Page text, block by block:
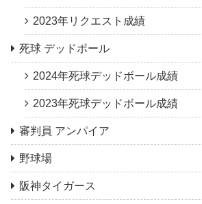
2023年リクエスト成績
死球 デッドボール
2024年死球デッドボール成績
2023年死球デッドボール成績
審判員 アンパイア
野球場
阪神タイガース